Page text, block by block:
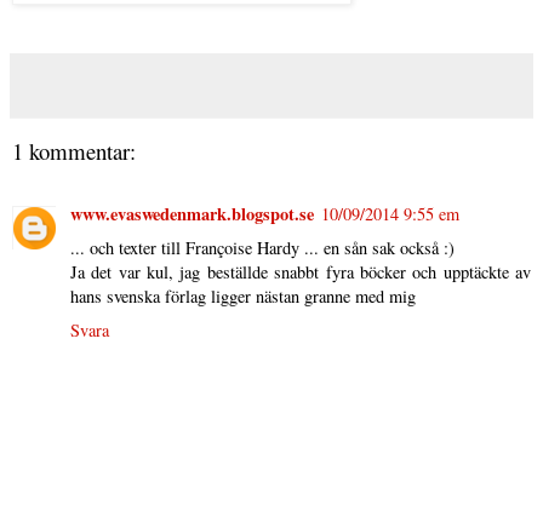
1 kommentar:
www.evaswedenmark.blogspot.se 10/09/2014 9:55 em
... och texter till Françoise Hardy ... en sån sak också :)
Ja det var kul, jag beställde snabbt fyra böcker och upptäckte av
hans svenska förlag ligger nästan granne med mig
Svara